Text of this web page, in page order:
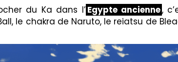
du Ka dans l’ Egypte ancienne,
le chakra de Naruto, le reiatsu de